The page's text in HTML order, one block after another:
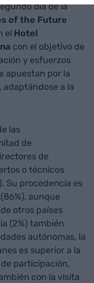
día de la
of the Future
el Hotel
con el objetivo de
y esfuerzos
apuestan por la
a la
las
de
de
o técnicos
Su procedencia es
aunque
otros países
(2%) también
autónomas, la
es superior a la
participación.
con la visita